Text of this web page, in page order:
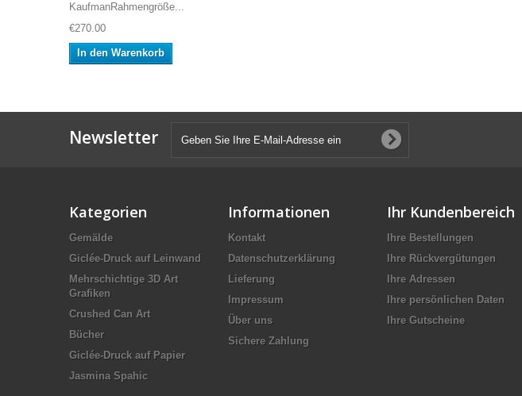
KaufmanRahmengröße...
€270.00
In den Warenkorb
Newsletter
Kategorien
Gemälde
Giclée-Druck auf Leinwand
Mehrschichtige 3D Art
Grafiken
Crushed Can Art
Bücher
Giclée-Druck auf Papier
Jasmina Spahic
Informationen
Kontakt
Datenschutzerklärung
Lieferung
Impressum
Über uns
Sichere Zahlung
Ihr Kundenbereich
Ihre Bestellungen
Ihre Rückvergütungen
Ihre Adressen
Ihre persönlichen Daten
Ihre Gutscheine